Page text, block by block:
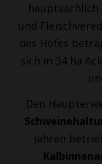
und
des Hofes
sich in 34 ha
Den
Jahren